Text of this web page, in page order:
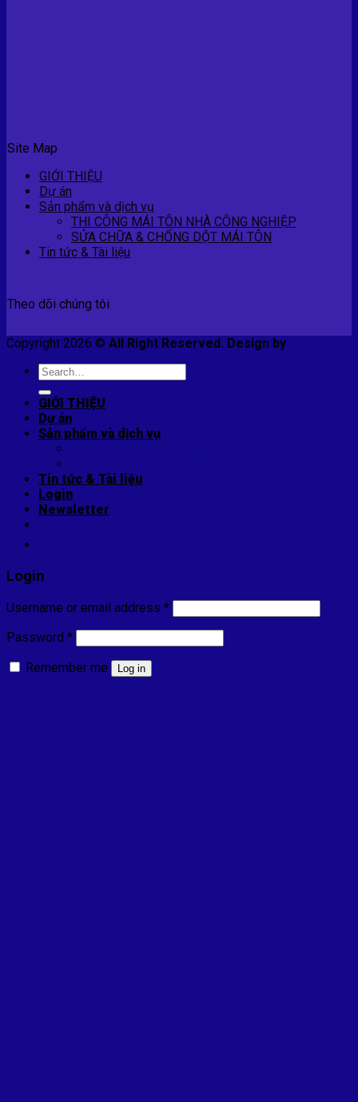
Site Map
GIỚI THIỆU
Dự án
Sản phẩm và dịch vụ
THI CÔNG MÁI TÔN NHÀ CÔNG NGHIỆP
SỬA CHỮA & CHỐNG DỘT MÁI TÔN
Tin tức & Tài liệu
Theo dõi chúng tôi
Copyright 2026 © All Right Reserved. Design by
Search
GIỚI THIỆU
Dự án
Sản phẩm và dịch vụ
Tin tức & Tài liệu
Login
Newsletter
Login
Username or email address *
Password *
Remember me
Log in